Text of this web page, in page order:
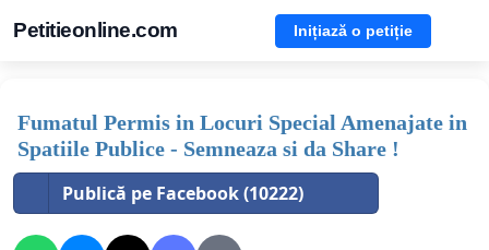
Petitieonline.com Inițiază o petiție
Fumatul Permis in Locuri Special Amenajate in
Spatiile Publice - Semneaza si da Share !
Publică pe Facebook (10222)